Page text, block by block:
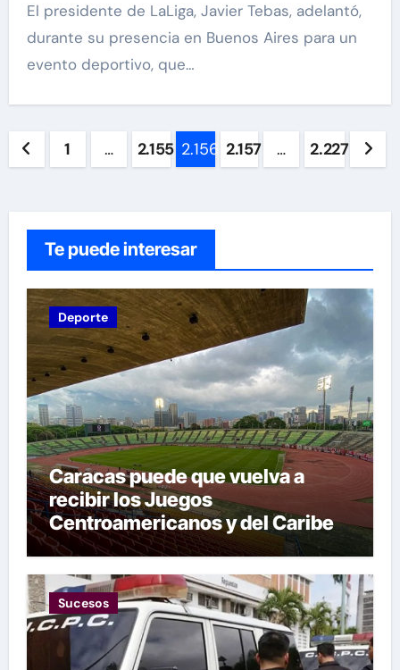
El presidente de LaLiga, Javier Tebas, adelantó,
durante su presencia en Buenos Aires para un
evento deportivo, que…
Paginación
entradas
1 … 2.155 2.156 2.157 … 2.227
Te puede interesar
Deporte
Caracas puede que vuelva a
recibir los Juegos
Centroamericanos y del Caribe
tras mas de 70 años
Sucesos